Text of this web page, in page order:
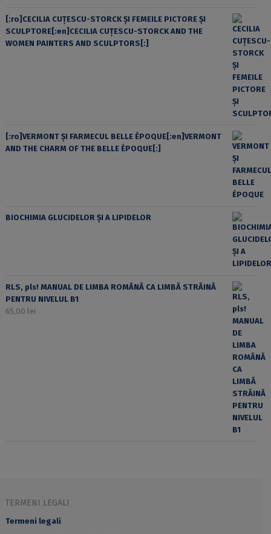
[:ro]CECILIA CUŢESCU-STORCK ŞI FEMEILE PICTORE ŞI
SCULPTORE[:en]CECILIA CUŢESCU-STORCK AND THE
WOMEN PAINTERS AND SCULPTORS[:]
[:ro]VERMONT ȘI FARMECUL BELLE ÉPOQUE[:en]VERMONT
AND THE CHARM OF THE BELLE ÉPOQUE[:]
BIOCHIMIA GLUCIDELOR ȘI A LIPIDELOR
RLS, pls! MANUAL DE LIMBA ROMÂNĂ CA LIMBĂ STRĂINĂ
PENTRU NIVELUL B1
65,00 lei
TERMENI LEGALI
Termeni legali